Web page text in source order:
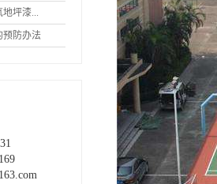
地坪漆...
预防办法